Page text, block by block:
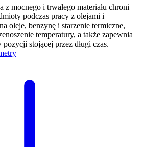
mocnego i trwałego materiału chroni
podczas pracy z olejami i
oleje, benzynę i starzenie termiczne,
temperatury, a także zapewnia
stojącej przez długi czas.